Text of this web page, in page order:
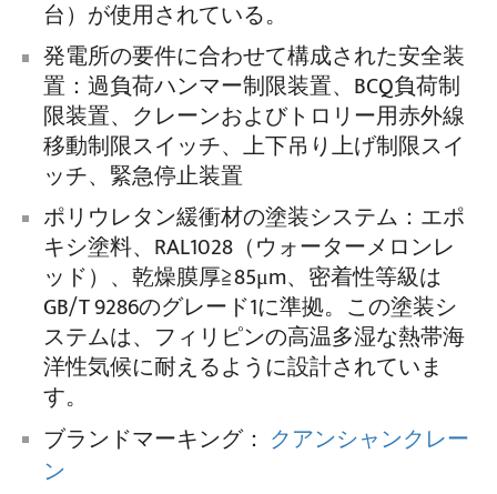
台）が使用されている。
発電所の要件に合わせて構成された安全装
置：過負荷ハンマー制限装置、BCQ負荷制
限装置、クレーンおよびトロリー用赤外線
移動制限スイッチ、上下吊り上げ制限スイ
ッチ、緊急停止装置
ポリウレタン緩衝材の塗装システム：エポ
キシ塗料、RAL1028（ウォーターメロンレ
ッド）、乾燥膜厚≧85μm、密着性等級は
GB/T 9286のグレード1に準拠。この塗装シ
ステムは、フィリピンの高温多湿な熱帯海
洋性気候に耐えるように設計されていま
す。
ブランドマーキング： クアンシャンクレー
ン